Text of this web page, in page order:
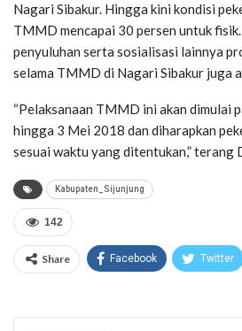
Nagari Sibakur. Hingga kini kondisi
TMMD mencapai 30 persen untuk
penyuluhan serta sosialisasi lainnya
selama TMMD di Nagari Sibakur juga
“Pelaksanaan TMMD ini akan dimulai
hingga 3 Mei 2018 dan diharapkan
sesuai waktu yang ditentukan,” terang
Kabupaten_Sijunjung
142
Share Facebook Twitter